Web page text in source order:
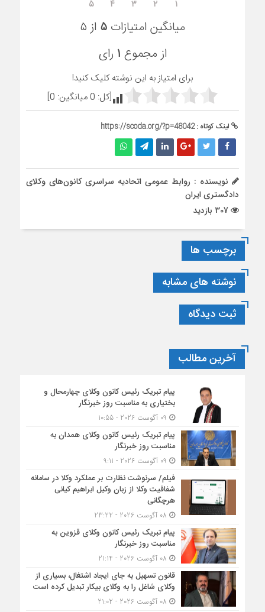
۱ ۲ ۳ ۴ ۵
میانگین امتیازات ۵ از ۵
از مجموع ۱ رای
برای امتیاز به این نوشته کلیک کنید!
[کل: 0میانگین: 0
]
لینک کوتاه :https://scoda.org/?p=48042
نویسنده : روابط عمومی اتحادیه سراسری کانون‌های وکلای
دادگستری ایران
برچسب ها
نوشته های مشابه
ثبت دیدگاه
آخرین مطالب
پیام تبریک رئیس کانون وکلای چهارمحال و
بختیاری به مناسبت روز خبرنگار
پیام تبریک رئیس کانون وکلای همدان به
مناسبت روز خبرنگار
فیلم/ سرنوشت نظارت بر عملکرد وکلا در سامانه
شفافیت وکلا از زبان وکیل ابراهیم کیانی
هرچگانی
پیام تبریک رئیس کانون وکلای قزوین به
مناسبت روز خبرنگار
قانون تسهیل به جای ایجاد اشتغال، بسیاری از
وکلای شاغل را به وکلای بیکار تبدیل کرده است